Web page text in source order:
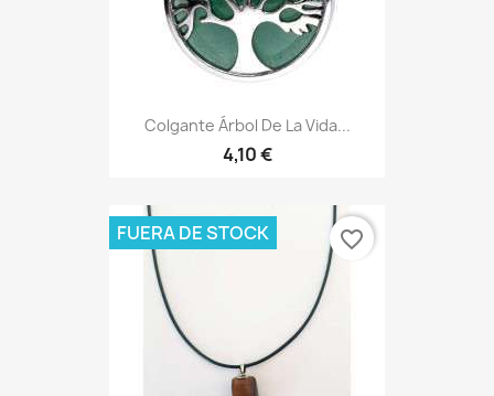
Colgante Árbol De La Vida...
4,10 €
FUERA DE STOCK favorite_border